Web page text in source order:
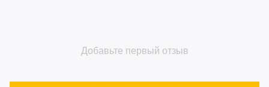
Добавьте первый отзыв